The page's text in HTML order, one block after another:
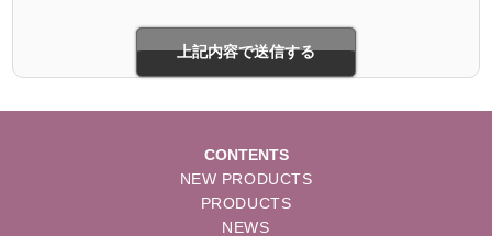
CONTENTS
NEW PRODUCTS
PRODUCTS
NEWS